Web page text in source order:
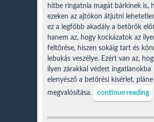
hitbe ringatnia magát bárkinek is,
ezeken az ajtókon átjutni
ez a legfőbb akadály a betörők
hanem az, hogy kockázatok az
feltörése, hiszen sokáig tart és
lebukás veszélye. Ezért van az,
ilyen zárakkal védett ingatlanokba
elenyésző a betörési kísérlet,
megvalósítása.
continue reading